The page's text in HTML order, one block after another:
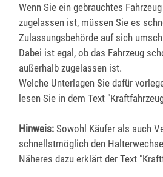
Wenn Sie ein gebrauchtes
zugelassen ist, müssen Sie es
Zulassungsbehörde auf sich
Dabei ist egal, ob das Fahrzeug
außerhalb zugelassen ist.
Welche Unterlagen Sie dafür
lesen Sie in dem Text
Hinweis: Sowohl Käufer als auch
schnellstmöglich den
Näheres dazu erklärt der Text